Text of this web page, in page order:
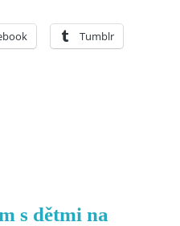
Tumblr
s dětmi na